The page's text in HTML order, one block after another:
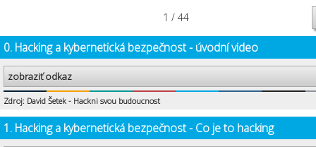
1 / 44
0. Hacking a kybernetická bezpečnost - úvodní video
zobraziť odkaz
Zdroj: David Šetek - Hackni svou budoucnost
1. Hacking a kybernetická bezpečnost - Co je to hacking